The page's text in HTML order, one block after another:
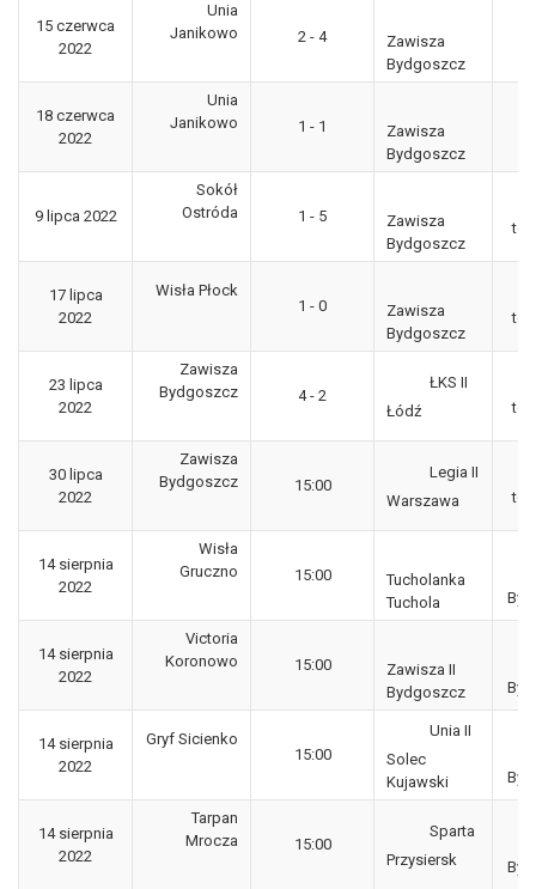
15 czerwca
2022
Unia
Janikowo
2 - 4
Zawisza
Bydgoszcz
18 czerwca
2022
Unia
Janikowo
1 - 1
Zawisza
Bydgoszcz
9 lipca 2022
Sokół
Ostróda
1 - 5
Zawisza
Bydgoszcz
17 lipca
2022
Wisła Płock
1 - 0
Zawisza
Bydgoszcz
23 lipca
2022
Zawisza
Bydgoszcz
4 - 2
ŁKS II
Łódź
30 lipca
2022
Zawisza
Bydgoszcz
15:00
Legia II
Warszawa
14 sierpnia
2022
Wisła
Gruczno
15:00
Tucholanka
Tuchola
14 sierpnia
2022
Victoria
Koronowo
15:00
Zawisza II
Bydgoszcz
14 sierpnia
2022
Gryf Sicienko
15:00
Unia II
Solec
Kujawski
14 sierpnia
2022
Tarpan
Mrocza
15:00
Sparta
Przysiersk